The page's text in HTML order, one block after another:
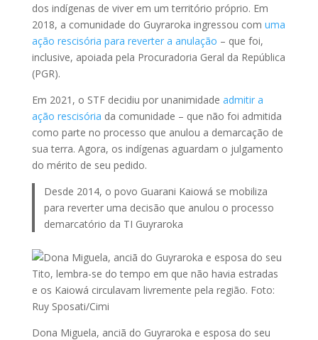
dos indígenas de viver em um território próprio. Em
2018, a comunidade do Guyraroka ingressou com uma
ação rescisória para reverter a anulação – que foi,
inclusive, apoiada pela Procuradoria Geral da República
(PGR).
Em 2021, o STF decidiu por unanimidade admitir a
ação rescisória da comunidade – que não foi admitida
como parte no processo que anulou a demarcação de
sua terra. Agora, os indígenas aguardam o julgamento
do mérito de seu pedido.
Desde 2014, o povo Guarani Kaiowá se mobiliza
para reverter uma decisão que anulou o processo
demarcatório da TI Guyraroka
Dona Miguela, anciã do Guyraroka e esposa do seu